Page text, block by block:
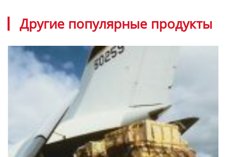
Другие популярные продукты